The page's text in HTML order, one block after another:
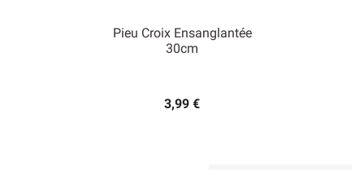
Pieu Croix Ensanglantée
30cm
3,99 €